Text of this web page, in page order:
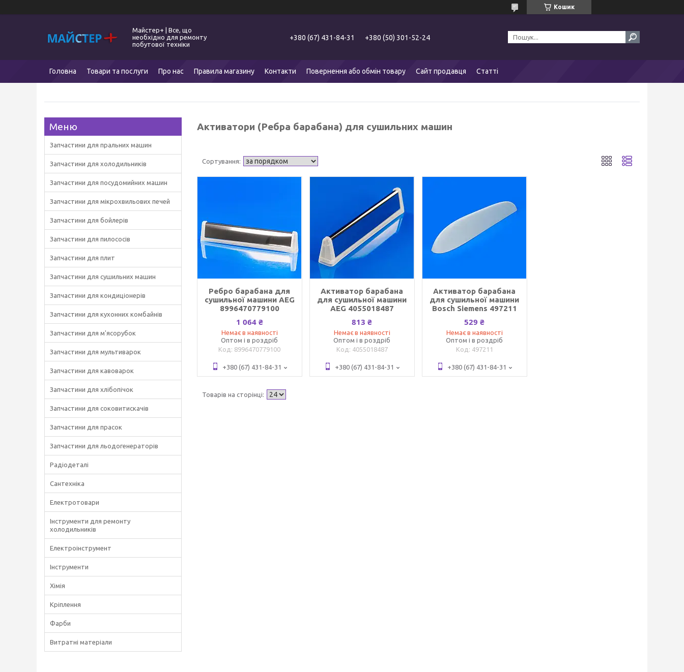
Кошик
Майстер+ | Все, що
необхідно для ремонту
побутової техніки
+380 (67) 431-84-31 +380 (50) 301-52-24
Головна Товари та послуги Про нас Правила магазину Контакти Повернення або обмін товару Сайт продавця Статті
Активатори (Ребра барабана) для сушильних машин
Ребро барабана для
сушильної машини AEG
8996470779100
1 064 ₴
Немає в наявності
Оптом і в роздріб
8996470779100
+380 (67) 431-84-31
Активатор барабана
для сушильної машини
AEG 4055018487
813 ₴
Немає в наявності
Оптом і в роздріб
4055018487
+380 (67) 431-84-31
Активатор барабана
для сушильної машини
Bosch Siemens 497211
529 ₴
Немає в наявності
Оптом і в роздріб
497211
+380 (67) 431-84-31
Запчастини для пральних машин
Запчастини для холодильників
Запчастини для посудомийних машин
Запчастини для мікрохвильових печей
Запчастини для бойлерів
Запчастини для пилососів
Запчастини для плит
Запчастини для сушильних машин
Запчастини для кондиціонерів
Запчастини для кухонних комбайнів
Запчастини для м'ясорубок
Запчастини для мультиварок
Запчастини для кавоварок
Запчастини для хлібопічок
Запчастини для соковитискачів
Запчастини для прасок
Запчастини для льодогенераторів
Радіодеталі
Сантехніка
Електротовари
Інструменти для ремонту
холодильників
Електроінструмент
Інструменти
Хімія
Кріплення
Фарби
Витратні матеріали